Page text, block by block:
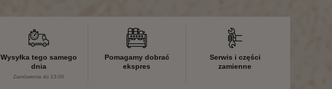
Wysyłka tego samego
dnia
Zamówienia do 13:00
Pomagamy dobrać
ekspres
Serwis i części
zamienne